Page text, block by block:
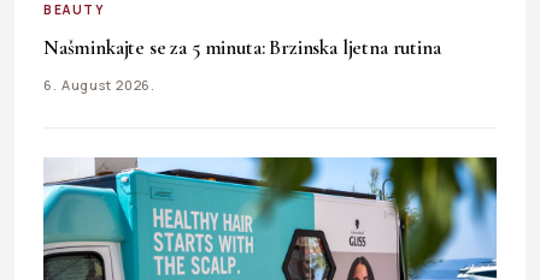
BEAUTY
Našminkajte se za 5 minuta: Brzinska ljetna rutina
6. August 2026.